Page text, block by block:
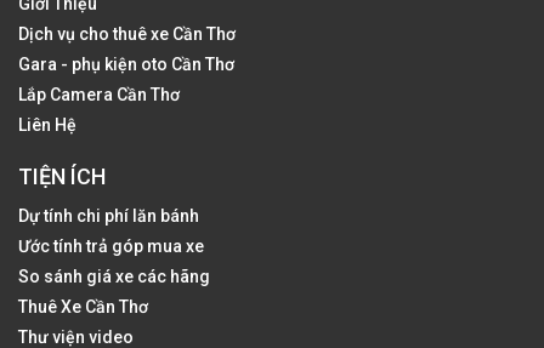
Dịch vụ cho thuê xe Cần Thơ
Gara - phụ kiện oto Cần Thơ
Lắp Camera Cần Thơ
Liên Hệ
TIỆN ÍCH
Dự tính chi phí lăn bánh
Ước tính trả góp mua xe
So sánh giá xe các hãng
Thuê Xe Cần Thơ
Thư viện video